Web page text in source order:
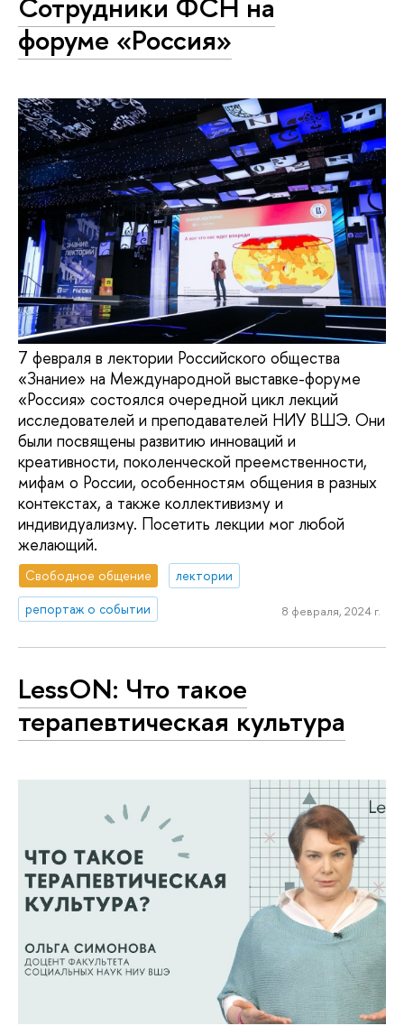
форуме «Россия»
7 февраля в лектории Российского общества
«Знание» на Международной выставке-форуме
«Россия» состоялся очередной цикл лекций
исследователей и преподавателей НИУ ВШЭ. Они
были посвящены развитию инноваций и
креативности, поколенческой преемственности,
мифам о России, особенностям общения в разных
контекстах, а также коллективизму и
индивидуализму. Посетить лекции мог любой
желающий.
Свободное общение
лектории
репортаж о событии
8 февраля, 2024 г.
LessON: Что такое
терапевтическая культура